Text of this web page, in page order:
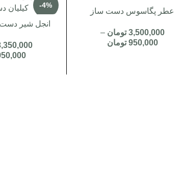
عطر پگاسوس دست ساز
3,500,000 تومان –
950,000 تومان
-4%
انجل شیر